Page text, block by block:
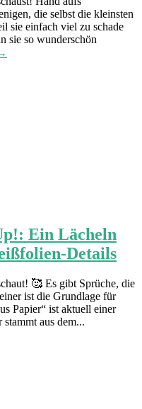
die selbst die kleinsten
sie einfach viel zu schade
sie so wunderschön
Ein Lächeln
Details
🥰 Es gibt Sprüche, die
ist die Grundlage für
Papier“ ist aktuell einer
aus dem...